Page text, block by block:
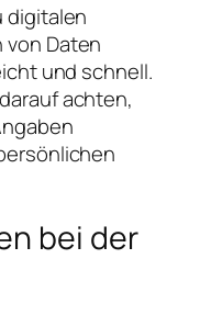
digitalen
von Daten
und schnell.
achten,
bei der